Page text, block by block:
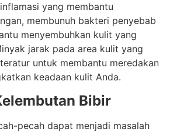
yang membantu
membunuh bakteri penyebab
menyembuhkan kulit yang
jarak pada area kulit yang
untuk membantu meredakan
keadaan kulit Anda.
Bibir
pecah dapat menjadi masalah